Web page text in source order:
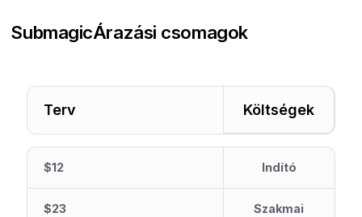
SubmagicÁrazási csomagok
Terv Költségek
$12 Indító
$23 Szakmai